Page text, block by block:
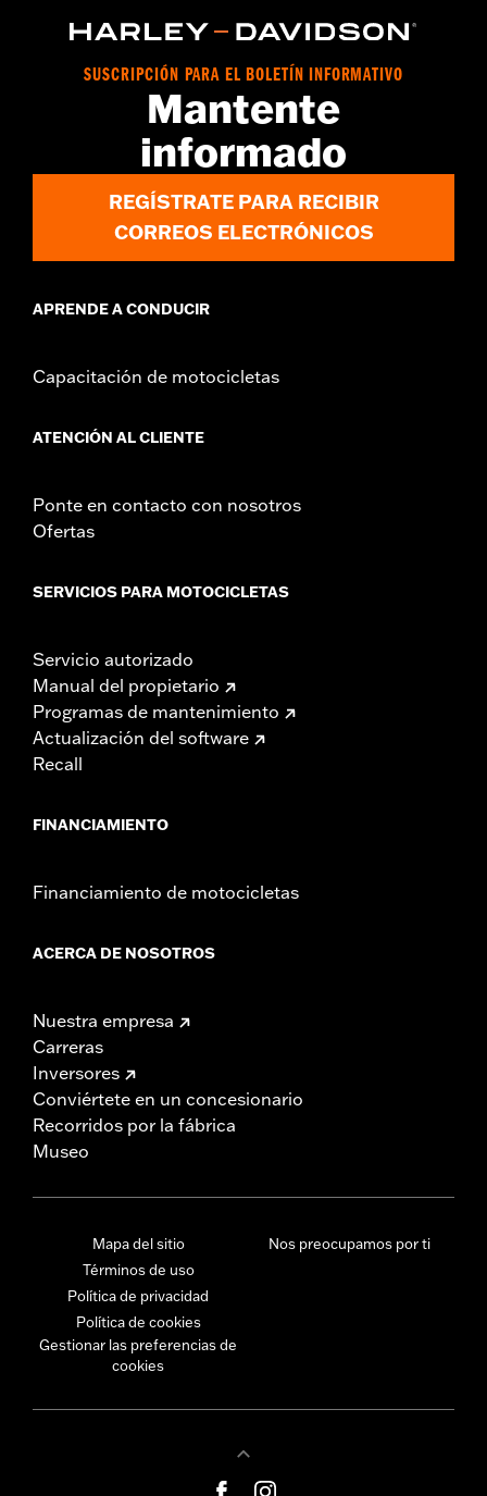
vinRequerido: false
SUSCRIPCIÓN PARA EL BOLETÍN INFORMATIVO
Mantente
informado
REGÍSTRATE PARA RECIBIR
CORREOS ELECTRÓNICOS
APRENDE A CONDUCIR
Capacitación de motocicletas
ATENCIÓN AL CLIENTE
Ponte en contacto con nosotros
Ofertas
SERVICIOS PARA MOTOCICLETAS
Servicio autorizado
Manual del propietario
Programas de mantenimiento
Actualización del software
Recall
FINANCIAMIENTO
Financiamiento de motocicletas
ACERCA DE NOSOTROS
Nuestra empresa
Carreras
Inversores
Conviértete en un concesionario
Recorridos por la fábrica
Museo
Mapa del sitio
Términos de uso
Política de privacidad
Política de cookies
Gestionar las preferencias de
cookies
Nos preocupamos por ti